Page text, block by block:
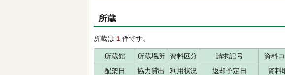
所蔵
所蔵は 1 件です。
所蔵館 所蔵場所 資料区分 請求記号 資料
配架日
協力貸出 利用状況 返却予定日 資料